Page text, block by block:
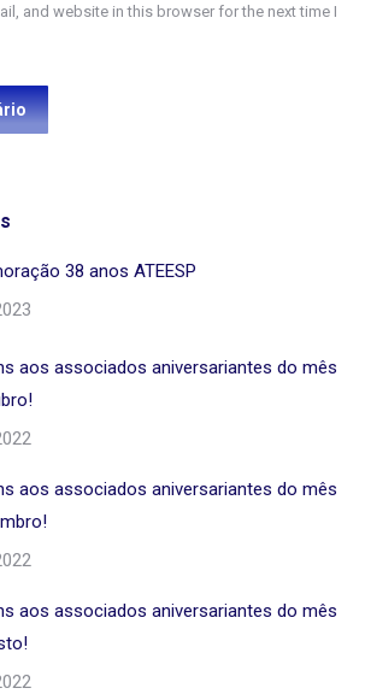
and website in this browser for the next time I
38 anos ATEESP
aos associados aniversariantes do mês
aos associados aniversariantes do mês
aos associados aniversariantes do mês